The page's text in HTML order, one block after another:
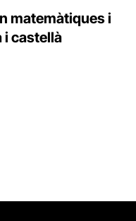
matemàtiques i
i castellà